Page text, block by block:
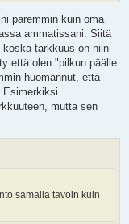
paremmin kuin oma
ammatissani. Siitä
tarkkuus on niin
että olen "pilkun päälle
huomannut, että
Esimerkiksi
mutta sen
samalla tavoin kuin